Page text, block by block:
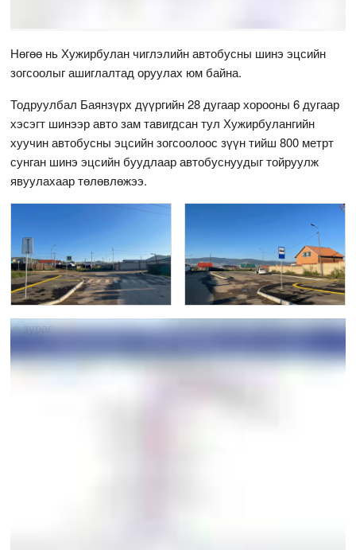
Нөгөө нь Хужирбулан чиглэлийн автобусны шинэ эцсийн
зогсоолыг ашиглалтад оруулах юм байна.
Тодруулбал Баянзүрх дүүргийн 28 дугаар хорооны 6 дугаар
хэсэгт шинээр авто зам тавигдсан тул Хужирбулангийн
хуучин автобусны эцсийн зогсоолоос зүүн тийш 800 метрт
сунган шинэ эцсийн буудлаар автобуснуудыг тойруулж
явуулахаар төлөвлөжээ.